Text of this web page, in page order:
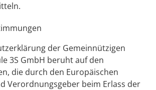
der Gemeinnützigen
3S GmbH beruht auf den
die durch den Europäischen
Verordnungsgeber beim Erlass der